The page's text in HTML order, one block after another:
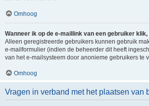
Omhoog
Wanneer ik op de e-maillink van een gebruiker
Alleen geregistreerde gebruikers kunnen gebruik
e-mailformulier (indien de beheerder dit heeft
van het e-mailsysteem door anonieme gebruikers te
Omhoog
Vragen in verband met het plaatsen van